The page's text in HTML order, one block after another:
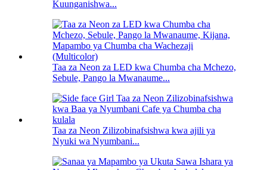
Kuunganishwa...
Taa za Neon za LED kwa Chumba cha Mchezo,
Sebule, Pango la Mwanaume...
Taa za Neon Zilizobinafsishwa kwa ajili ya
Nyuki wa Nyumbani...